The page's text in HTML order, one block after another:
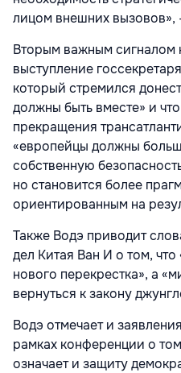
лицом внешних вызовов»,
Вторым важным сигналом
выступление
который стремился
должны быть вместе» и
прекращения
«европейцы должны
собственную
но становится более
ориентированным на
Также Водэ приводит
дел Китая Ван И о том, что
нового перекрестка», а
вернуться к закону
Водэ отмечает и
рамках конференции о
означает и защиту